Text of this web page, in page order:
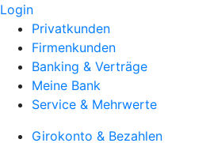
Login
Privatkunden
Firmenkunden
Banking & Verträge
Meine Bank
Service & Mehrwerte
Girokonto & Bezahlen